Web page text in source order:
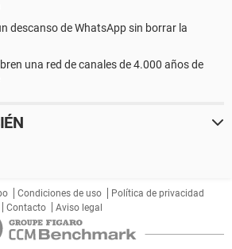
descanso de WhatsApp sin borrar la
una red de canales de 4.000 años de
Condiciones de uso
Política de privacidad
Contacto
Aviso legal